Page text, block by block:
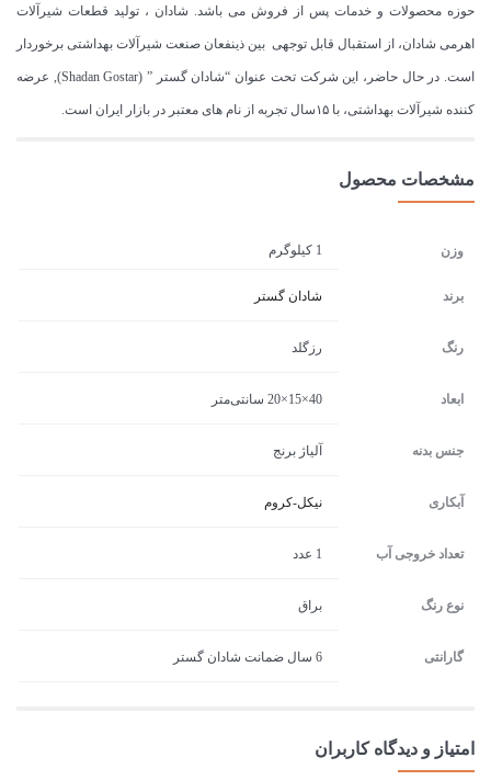
حوزه محصولات و خدمات پس از فروش می باشد. شادان ، تولید قطعات شیرآلات
اهرمی شادان، از استقبال قابل توجهی بین ذینفعان صنعت شیرآلات بهداشتی برخوردار
است. در حال حاضر، این شرکت تحت عنوان “شادان گستر ” (Shadan Gostar), عرضه
کننده شیرآلات بهداشتی، با ۱۵سال تجربه از نام های معتبر در بازار ایران است.
مشخصات محصول
وزن 1 کیلوگرم
برند شادان گستر
رنگ رزگلد
ابعاد 40×15×20 سانتی‌متر
جنس بدنه آلیاژ برنج
آبکاری نیکل-کروم
تعداد خروجی آب 1 عدد
نوع رنگ براق
گارانتی 6 سال ضمانت شادان گستر
امتیاز و دیدگاه کاربران